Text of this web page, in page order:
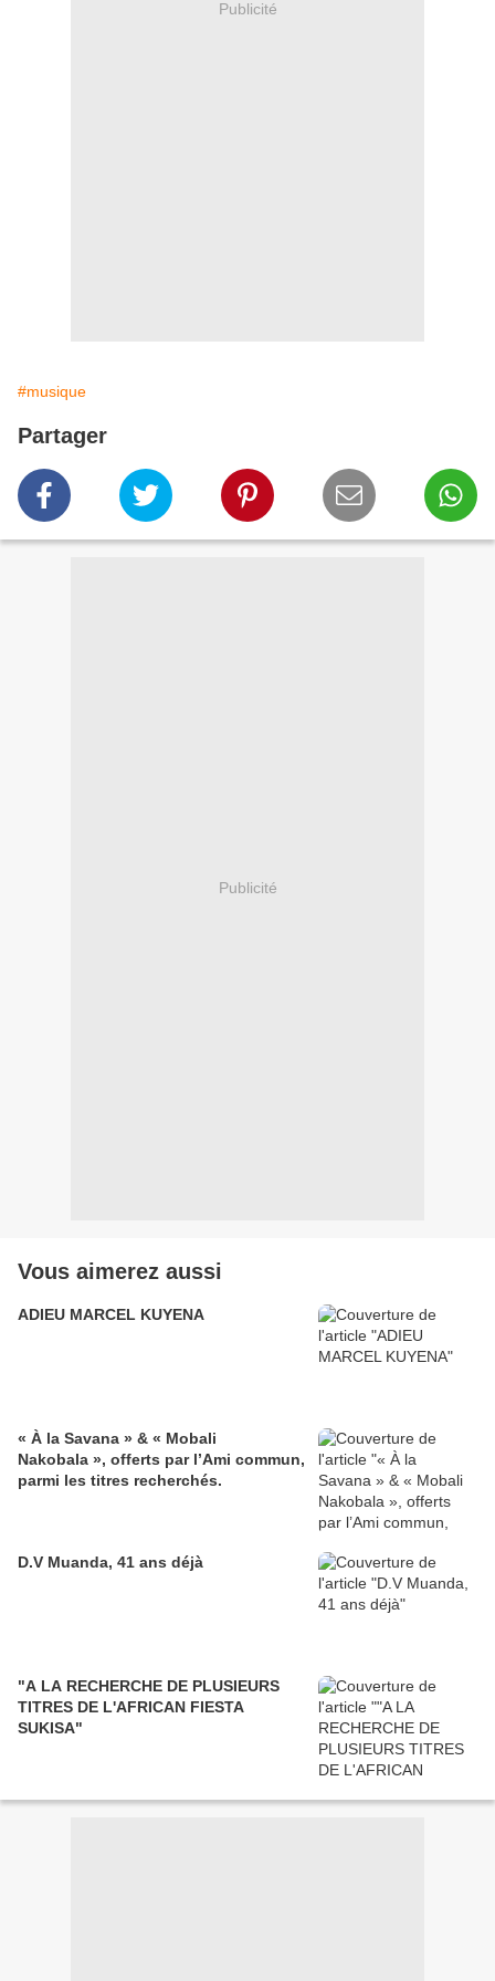
Publicité
#musique
Partager
Publicité
Vous aimerez aussi
ADIEU MARCEL KUYENA
« À la Savana » & « Mobali
Nakobala », offerts par l’Ami commun,
parmi les titres recherchés.
D.V Muanda, 41 ans déjà
"A LA RECHERCHE DE PLUSIEURS
TITRES DE L'AFRICAN FIESTA
SUKISA"